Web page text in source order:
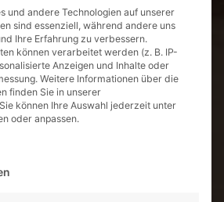
und andere Technologien auf unserer
sind essenziell, während andere uns
Ihre Erfahrung zu verbessern.
können verarbeitet werden (z. B. IP-
Anzeigen und Inhalte oder
Weitere Informationen über die
finden Sie in unserer
Sie können Ihre Auswahl jederzeit unter
oder anpassen.
Service-Gruppen, für die eine